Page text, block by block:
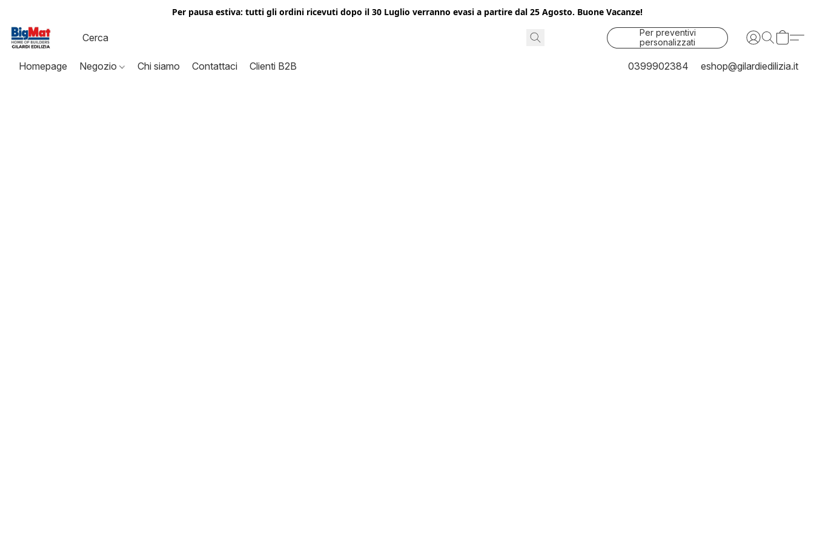
Per pausa estiva: tutti gli ordini ricevuti dopo il 30 Luglio verranno evasi a partire dal 25 Agosto. Buone Vacanze!
Per preventivi
personalizzati
contattaci
Homepage Negozio Chi siamo Contattaci Clienti B2B 0399902384 eshop@gilardiedilizia.it